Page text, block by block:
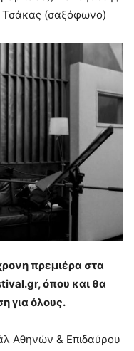
Τσάκας (σαξόφωνο)
πρεμιέρα στα
.gr, όπου και θα
για όλους.
Αθηνών & Επιδαύρου